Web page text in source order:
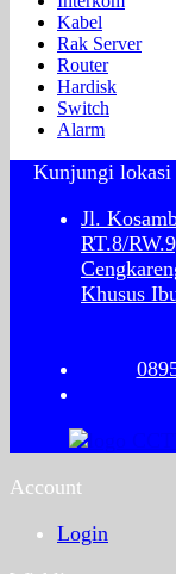
Kabel
Rak Server
Router
Hardisk
Switch
Alarm
Kunjungi lokasi
Jl.
RT.8/
Khusus
Account
Login